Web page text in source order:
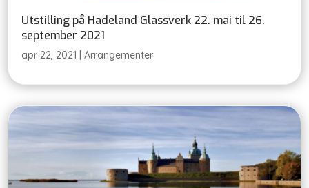
Utstilling på Hadeland Glassverk 22. mai til 26.
september 2021
apr 22, 2021 |Arrangementer